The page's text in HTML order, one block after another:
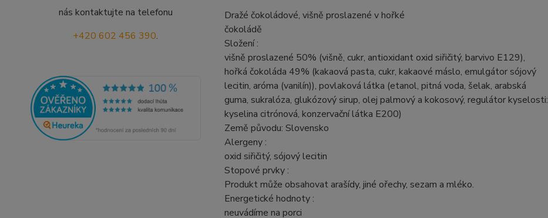
nás kontaktujte na telefonu
+420 602 456 390.
Dražé čokoládové, višně proslazené v hořké
čokoládě
Složení :
višně proslazené 50% (višně, cukr, antioxidant oxid siřičitý, barvivo E129),
hořká čokoláda 49% (kakaová pasta, cukr, kakaové máslo, emulgátor sójový
lecitin, aróma (vanilín)), povlaková látka (etanol, pitná voda, šelak, arabská
guma, sukralóza, glukózový sirup, olej palmový a kokosový, regulátor kyselosti:
kyselina citrónová, konzervační látka E200)
Země původu: Slovensko
Alergeny :
oxid siřičitý, sójový lecitin
Stopové prvky :
Produkt může obsahovat arašídy, jiné ořechy, sezam a mléko.
Energetické hodnoty :
neuvádíme na porci